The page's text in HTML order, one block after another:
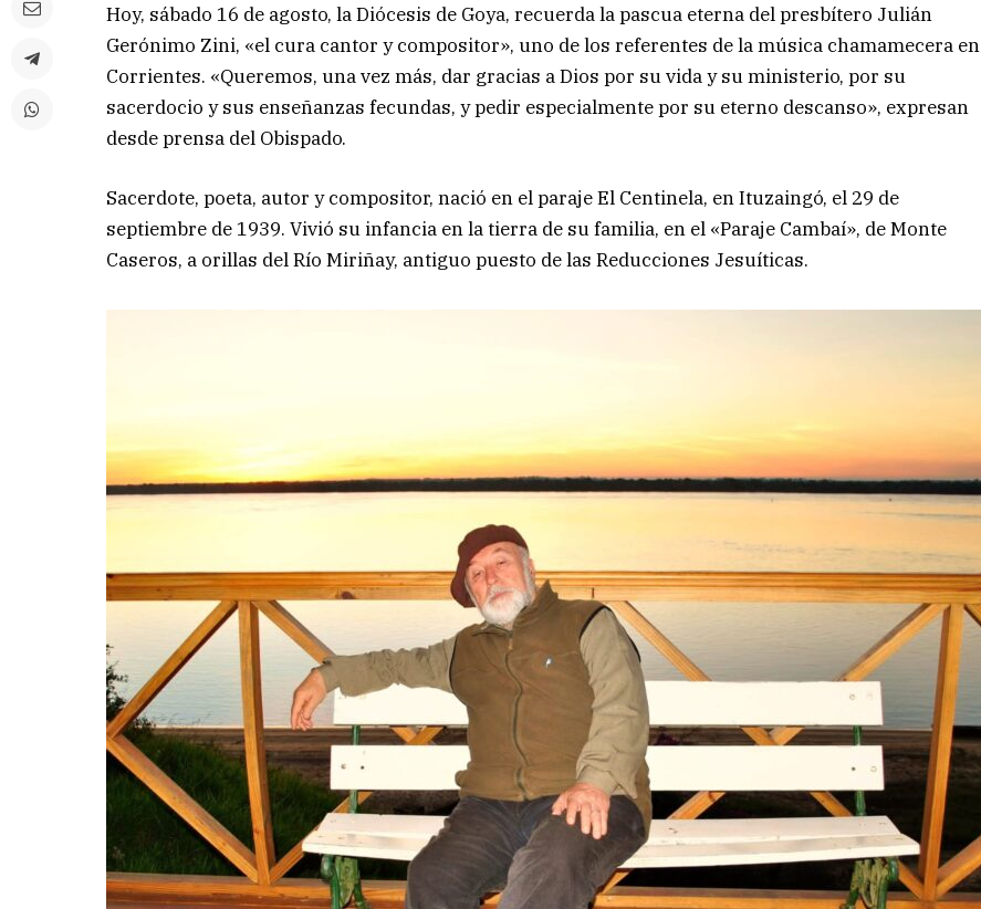
Hoy, sábado 16 de agosto, la Diócesis de Goya, recuerda la pascua eterna del presbítero Julián
Gerónimo Zini, «el cura cantor y compositor», uno de los referentes de la música chamamecera en
Corrientes. «Queremos, una vez más, dar gracias a Dios por su vida y su ministerio, por su
sacerdocio y sus enseñanzas fecundas, y pedir especialmente por su eterno descanso», expresan
desde prensa del Obispado.
Sacerdote, poeta, autor y compositor, nació en el paraje El Centinela, en Ituzaingó, el 29 de
septiembre de 1939. Vivió su infancia en la tierra de su familia, en el «Paraje Cambaí», de Monte
Caseros, a orillas del Río Miriñay, antiguo puesto de las Reducciones Jesuíticas.